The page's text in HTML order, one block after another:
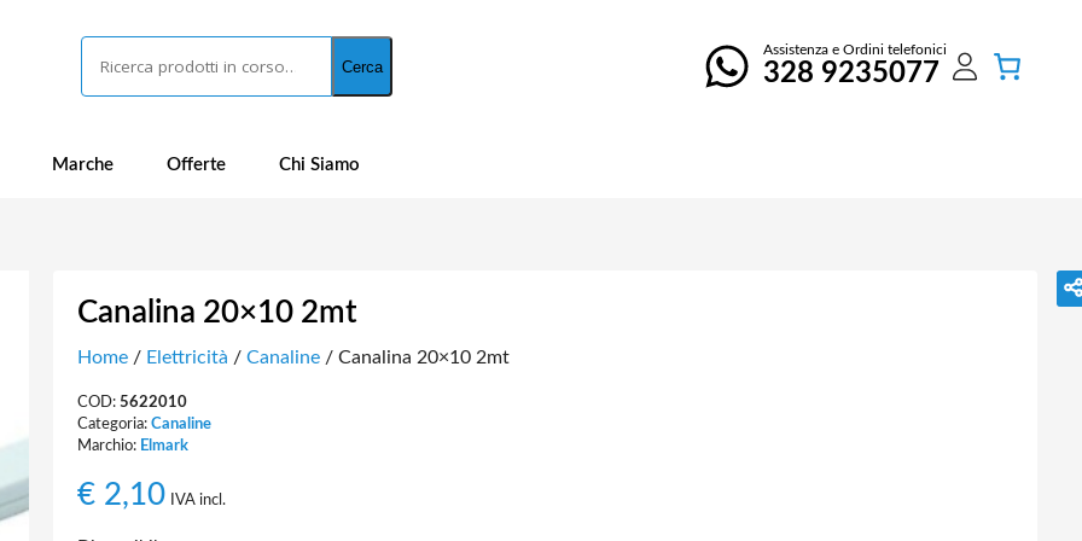
Cerca
Assistenza e Ordini telefonici
328 9235077
Marche Offerte Chi Siamo
Canalina 20×10 2mt
Home/ Elettricità / Canaline/ Canalina 20×10 2mt
COD: 5622010
Categoria: Canaline
Marchio: Elmark
€2,10 IVA incl.